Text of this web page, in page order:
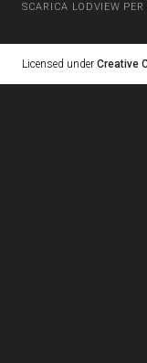
SCARICA LODVIEW
Licensed under Creative